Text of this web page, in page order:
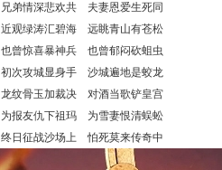
弟情深悲欢共 夫妻恩爱生死同
观绿涛汇碧海 远眺青山有苍松
曾惊喜暴神兵 也曾郁闷砍蛆虫
次攻城显身手 沙城遍地是蛟龙
纹骨玉加裁决 对酒当歌铲皇宫
报友仇下祖玛 为雪妻恨清蜈蚣
日征战沙场上 怕死莫来传奇中